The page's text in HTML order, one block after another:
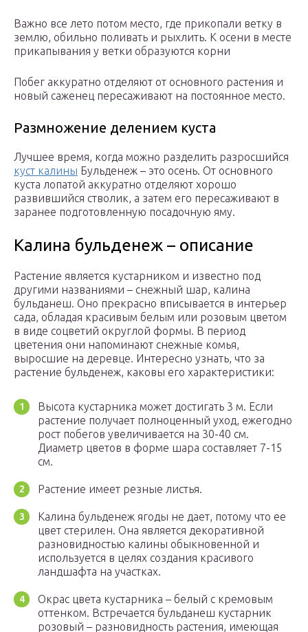
Важно все лето потом место, где прикопали ветку в
землю, обильно поливать и рыхлить. К осени в месте
прикапывания у ветки образуются корни
Побег аккуратно отделяют от основного растения и
новый саженец пересаживают на постоянное место.
Размножение делением куста
Лучшее время, когда можно разделить разросшийся
куст калины Бульденеж – это осень. От основного
куста лопатой аккуратно отделяют хорошо
развившийся стволик, а затем его пересаживают в
заранее подготовленную посадочную яму.
Калина бульденеж – описание
Растение является кустарником и известно под
другими названиями – снежный шар, калина
бульданеш. Оно прекрасно вписывается в интерьер
сада, обладая красивым белым или розовым цветом
в виде соцветий округлой формы. В период
цветения они напоминают снежные комья,
выросшие на деревце. Интересно узнать, что за
растение бульденеж, каковы его характеристики:
Высота кустарника может достигать 3 м. Если
растение получает полноценный уход, ежегодно
рост побегов увеличивается на 30-40 см.
Диаметр цветов в форме шара составляет 7-15
см.
Растение имеет резные листья.
Калина бульденеж ягоды не дает, потому что ее
цвет стерилен. Она является декоративной
разновидностью калины обыкновенной и
используется в целях создания красивого
ландшафта на участках.
Окрас цвета кустарника – белый с кремовым
оттенком. Встречается бульданеш кустарник
розовый – разновидность растения, имеющая